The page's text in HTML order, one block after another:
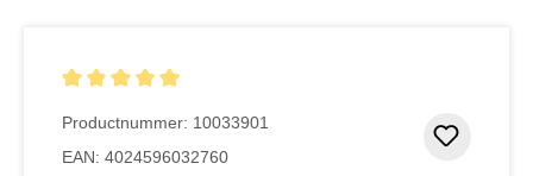
Productnummer: 10033901
EAN: 4024596032760